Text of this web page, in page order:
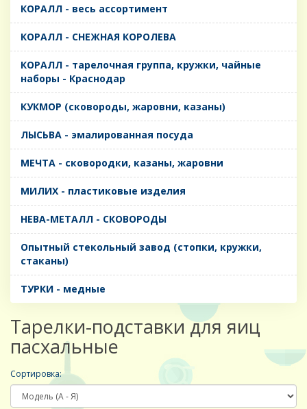
КОРАЛЛ - весь ассортимент
КОРАЛЛ - СНЕЖНАЯ КОРОЛЕВА
КОРАЛЛ - тарелочная группа, кружки, чайные
наборы - Краснодар
КУКМОР (сковороды, жаровни, казаны)
ЛЫСЬВА - эмалированная посуда
МЕЧТА - сковородки, казаны, жаровни
МИЛИХ - пластиковые изделия
НЕВА-МЕТАЛЛ - СКОВОРОДЫ
Опытный стекольный завод (стопки, кружки,
стаканы)
ТУРКИ - медные
Тарелки-подставки для яиц
пасхальные
Сортировка: